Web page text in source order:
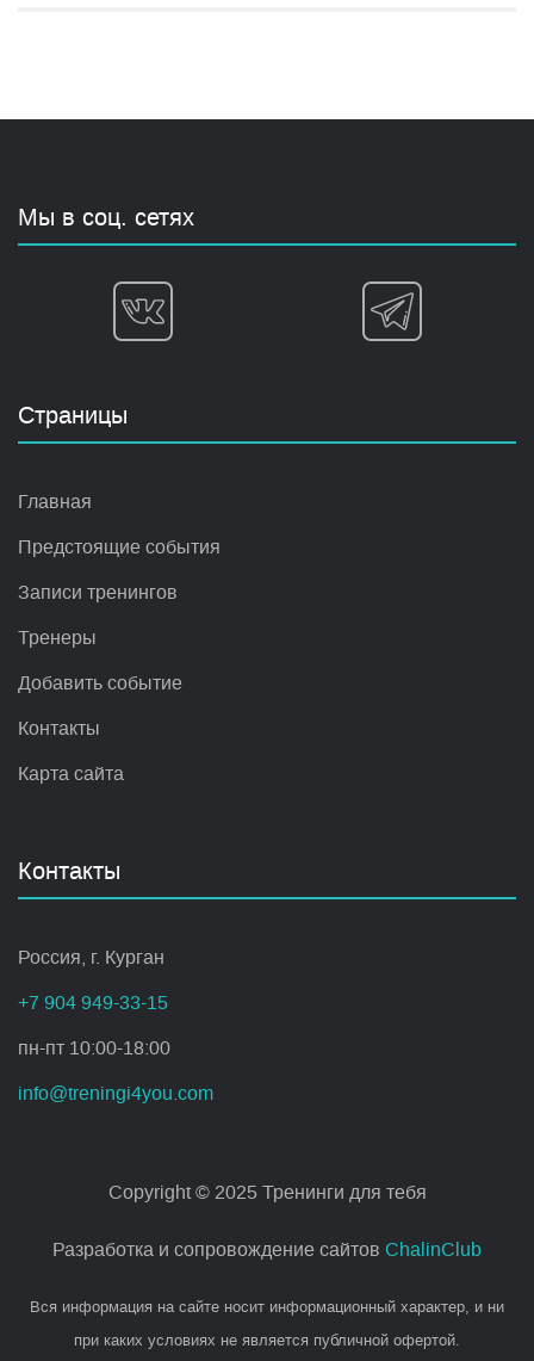
Мы в соц. сетях
Страницы
Главная
Предстоящие события
Записи тренингов
Тренеры
Добавить событие
Контакты
Карта сайта
Контакты
Россия, г. Курган
+7 904 949-33-15
пн-пт 10:00-18:00
info@treningi4you.com
Copyright © 2025 Тренинги для тебя
Разработка и сопровождение сайтов ChalinClub
Вся информация на сайте носит информационный характер, и ни
при каких условиях не является публичной офертой.